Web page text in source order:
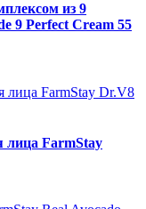
из 9
9 Perfect Cream 55
FarmStay